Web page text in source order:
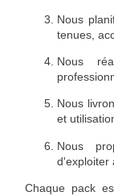
Nous
tenues,
Nous
Nous
et
Nous
d'exploiter
Chaque pack